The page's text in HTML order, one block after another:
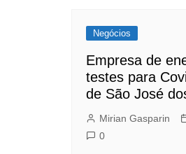
Negócios
Empresa de
testes para
de São José
Mirian Gasparin
0